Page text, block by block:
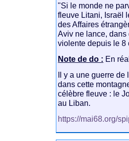
"Si le monde ne
fleuve Litani, Israël
des Affaires
Aviv ne lance,
violente depuis le 8
Note de do : En
Il y a une guerre
dans cette
célèbre fleuve : le
au Liban.
https://mai68.org/